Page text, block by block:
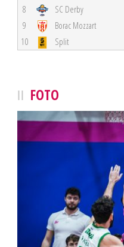
8
SC Derby
9
Borac Mozzart
10
Split
FOTO